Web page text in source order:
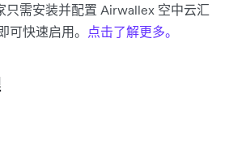
只需安装并配置 Airwallex 空中云汇
可快速启用。 点击了解更多。